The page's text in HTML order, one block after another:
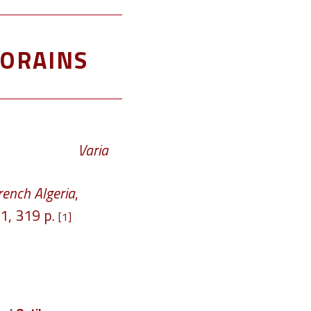
Varia
Algeria,
319 p. [1]